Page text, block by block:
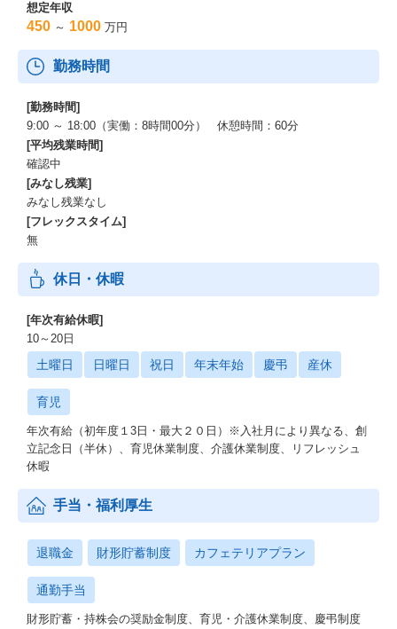
想定年収
450 ～ 1000 万円
勤務時間
[勤務時間]
9:00 ～ 18:00（実働：8時間00分） 休憩時間：60分
[平均残業時間]
確認中
[みなし残業]
みなし残業なし
[フレックスタイム]
無
休日・休暇
[年次有給休暇]
10～20日
土曜日 日曜日 祝日 年末年始 慶弔 産休
育児
年次有給（初年度１3日・最大２０日）※入社月により異なる、創
立記念日（半休）、育児休業制度、介護休業制度、リフレッシュ
休暇
手当・福利厚生
退職金 財形貯蓄制度 カフェテリアプラン
通勤手当
財形貯蓄・持株会の奨励金制度、育児・介護休業制度、慶弔制度